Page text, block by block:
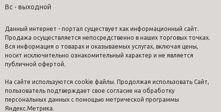
Вс - выходной
Данный интернет - портал существует как информационный сайт.
Продажа осуществляется непосредственно в наших торговых точках.
Вся информация о товарах и оказываемых услугах, включая цены,
носит исключительно ознакомительный характер и не является
публичной офертой.
На сайте используются cookie файлы. Продолжая использовать Сайт,
пользователь подтверждает свое согласие на обработку
персональных данных с помощью метрической программы
Яндекс.Метрика.